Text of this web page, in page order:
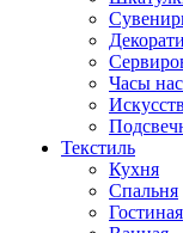
Часы
Текстиль
Кухня
Спальня
Гостиная